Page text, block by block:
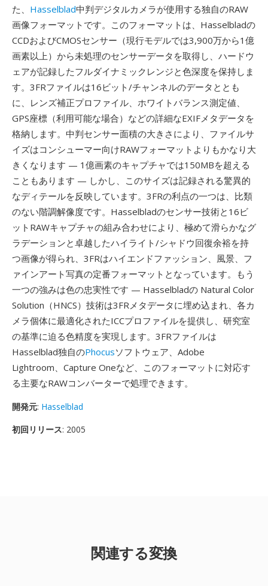
た、 Hasselblad中判デジタルカメラが使用する独自のRAW
画像フォーマットです。このフォーマットは、Hasselbladの
CCDおよびCMOSセンサー（現行モデルでは3,900万から1億
画素以上）から未処理のセンサーデータを取得し、ハードウ
ェアが記録したフルダイナミックレンジと色深度を保持しま
す。3FRファイルは16ビット/チャンネルのデータととも
に、レンズ補正プロファイル、ホワイトバランス測定値、
GPS座標（利用可能な場合）などの詳細なEXIFメタデータを
格納します。中判センサー面積の大きさにより、ファイルサ
イズはコンシューマー向けRAWフォーマットよりもかなり大
きくなります — 1億画素のキャプチャでは150MBを超える
こともあります — しかし、このサイズは記録される驚異的
なディテールを反映しています。3FRの利点の一つは、比類
のない階調解像度です。Hasselbladのセンサー技術と16ビ
ットRAWキャプチャの組み合わせにより、極めて滑らかなグ
ラデーションと卓越したハイライト/シャドウ回復余裕を持
つ画像が得られ、3FRはハイエンドファッション、風景、フ
ァインアート写真の定番フォーマットとなっています。もう
一つの強みは色の忠実性です — Hasselbladの Natural Color
Solution（HNCS）技術は3FRメタデータに埋め込まれ、各カ
メラ個体に最適化されたICCプロファイルを提供し、研究室
の基準に迫る色精度を実現します。3FRファイルは
Hasselblad独自のPhocusソフトウェア、Adobe
Lightroom、Capture Oneなど、このフォーマットに対応す
る主要なRAWコンバーターで処理できます。
開発元: Hasselblad
初回リリース: 2005
関連する変換